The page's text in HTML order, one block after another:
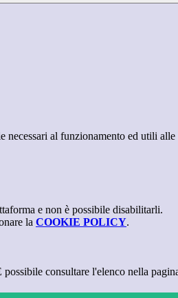
al funzionamento ed utili
e non è possibile disabilitarli.
la COOKIE POLICY.
consultare l'elenco nella